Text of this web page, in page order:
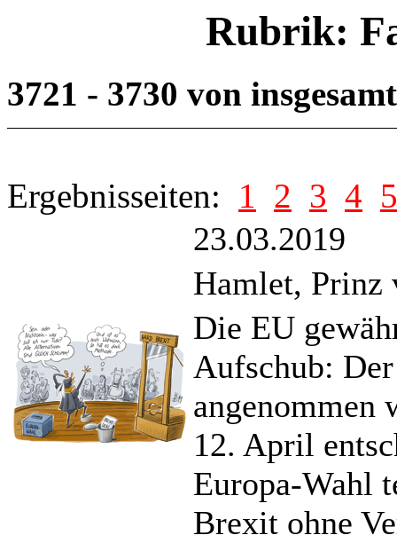
Rubrik:
3721 - 3730 von
Ergebnisseiten: 1 2 3 4 5
23.03.2019
Hamlet, Prinz
Die EU
Aufschub:
angenommen
12. April
Europa-Wahl
Brexit ohne